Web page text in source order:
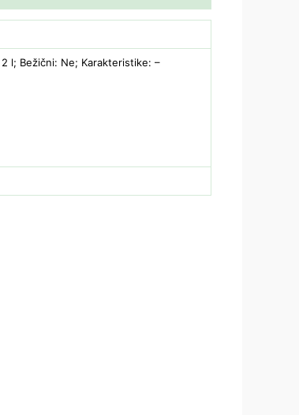
l; Bežični: Ne; Karakteristike: –